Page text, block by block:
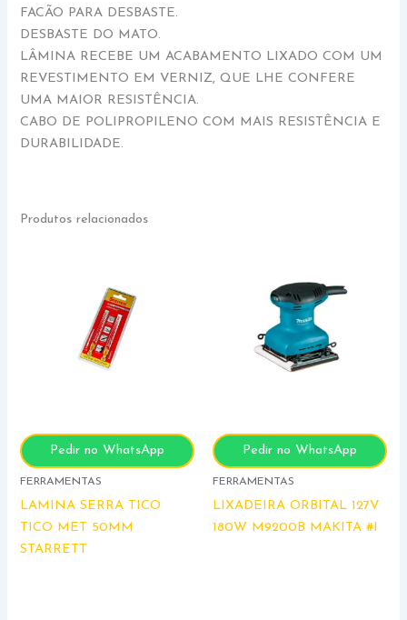
FACÃO PARA DESBASTE.
DESBASTE DO MATO.
LÂMINA RECEBE UM ACABAMENTO LIXADO COM UM
REVESTIMENTO EM VERNIZ, QUE LHE CONFERE
UMA MAIOR RESISTÊNCIA.
CABO DE POLIPROPILENO COM MAIS RESISTÊNCIA E
DURABILIDADE.
Produtos relacionados
Pedir no WhatsApp
FERRAMENTAS
LAMINA SERRA TICO
TICO MET 50MM
STARRETT
Pedir no WhatsApp
FERRAMENTAS
LIXADEIRA ORBITAL 127V
180W M9200B MAKITA #I